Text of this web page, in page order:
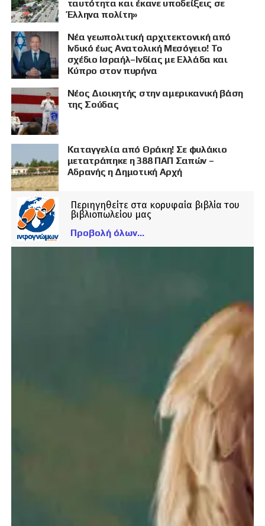
ταυτότητα και έκανε υποδείξεις σε
Έλληνα πολίτη»
Νέα γεωπολιτική αρχιτεκτονική από
Ινδικό έως Ανατολική Μεσόγειο! Το
σχέδιο Ισραήλ–Ινδίας με Ελλάδα και
Κύπρο στον πυρήνα
Νέος Διοικητής στην αμερικανική βάση
της Σούδας
Καταγγελία από Θράκη! Σε φυλάκιο
μετατράπηκε η 388 ΠΑΠ Σαπών –
Αδρανής η Δημοτική Αρχή
Περιηγηθείτε στα κορυφαία βιβλία του
βιβλιοπωλείου μας
Προβολή όλων